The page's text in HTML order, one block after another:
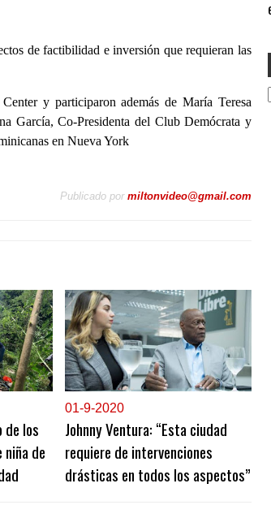
de factibilidad e inversión que requieran las
y participaron además de María Teresa
García, Co-Presidenta del Club Demócrata y
en Nueva York
Publicado por miltonvideo@gmail.com
de los
de
01-9-2020
Johnny Ventura: “Esta ciudad
requiere de intervenciones
drásticas en todos los aspectos”